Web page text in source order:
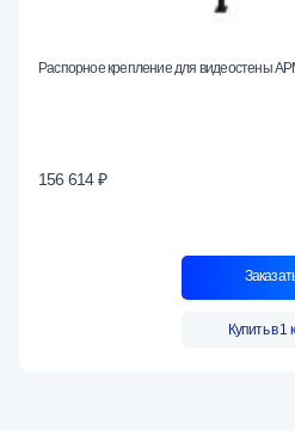
Распорное крепление для видеостены
156 614 ₽
Купить в 1